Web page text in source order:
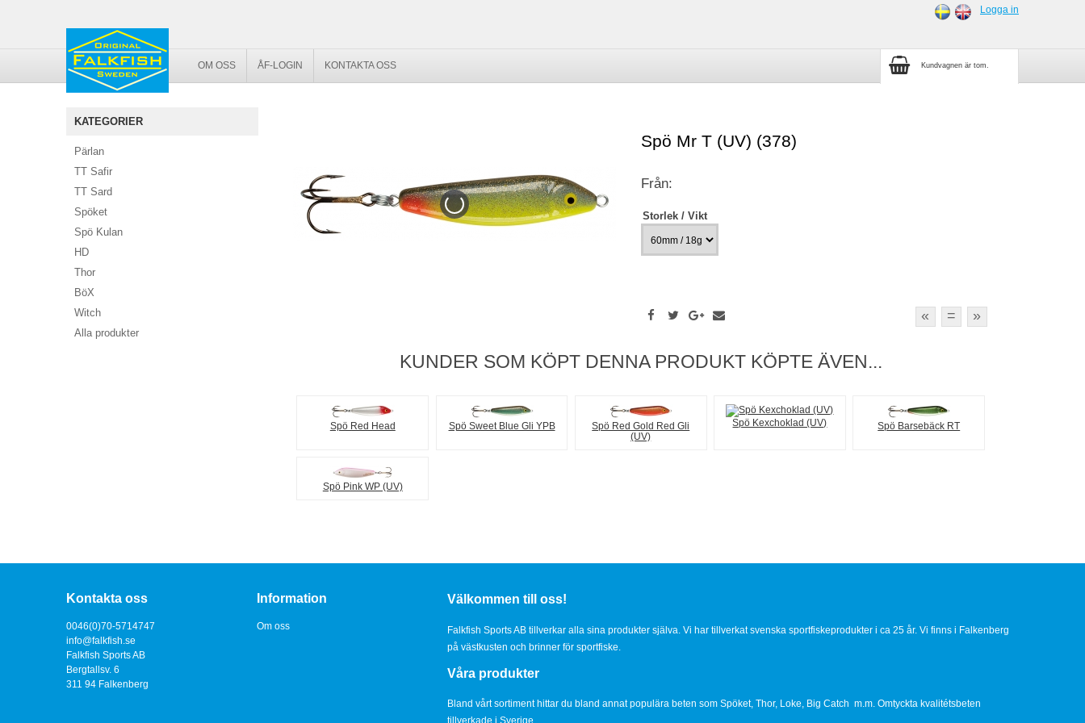
Logga in
OM OSS ÅF-LOGIN KONTAKTA OSS Kundvagnen är tom.
KATEGORIER
Pärlan
TT Safir
TT Sard
Spöket
Spö Kulan
HD
Thor
BöX
Witch
Alla produkter
Spö Mr T (UV) (378)
Från:
Storlek / Vikt
« = »
KUNDER SOM KÖPT DENNA PRODUKT KÖPTE ÄVEN...
Spö Red Head Spö Sweet Blue Gli YPB
Spö Red Gold Red Gli
(UV)
Spö Kexchoklad (UV) Spö Barsebäck RT
Spö Pink WP (UV)
Kontakta oss
0046(0)70-5714747
info@falkfish.se
Falkfish Sports AB
Bergtallsv. 6
311 94 Falkenberg
Information
Om oss
Välkommen till oss!
Falkfish Sports AB tillverkar alla sina produkter själva. Vi har tillverkat svenska sportfiskeprodukter i ca 25 år. Vi finns i Falkenberg
på västkusten och brinner för sportfiske.
Våra produkter
Bland vårt sortiment hittar du bland annat populära beten som Spöket, Thor, Loke, Big Catch m.m. Omtyckta kvalitétsbeten
tillverkade i Sverige.